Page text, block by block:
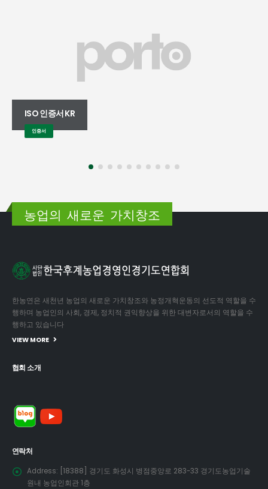
ISO 인증서 KR
인증서
농업의 새로운 가치창조
한농연은 새천년 농업의 새로운 가치창조와 농정개혁운동의 선도적 역할을 수
행하며 농업인의 사회, 경제, 정치적 권익향상을 위한 대변자로서의 역할을 수
행하고 있습니다
VIEW MORE
협회 소개
연락처
Address:
[18388] 경기도 화성시 병점중앙로 283-33 경기도농업기술
원내 농업인회관 1층